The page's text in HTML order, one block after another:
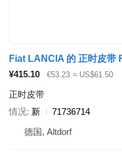
Fiat LANCIA 的 正时皮带
¥415.10
€53.23 ≈ US$61.50
正时皮带
情况 新
71736714
德国, Altdorf